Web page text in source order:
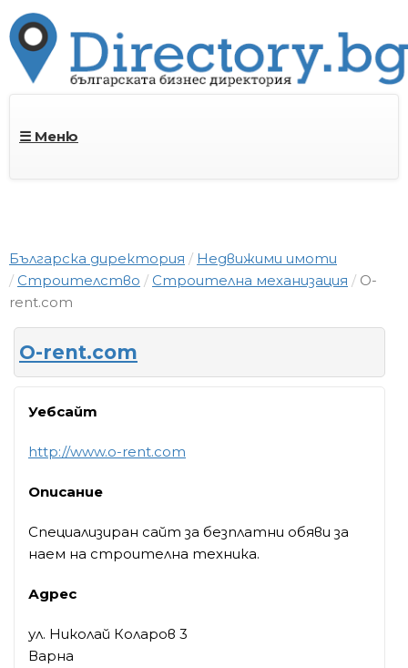
☰ Меню
Българска директория
Недвижими имоти
Строителство
Строителна механизация
O-
rent.com
O-rent.com
Уебсайт
http://www.o-rent.com
Описание
Специализиран сайт за безплатни обяви за
наем на строителна техника.
Адрес
ул. Николай Коларов 3
Варна